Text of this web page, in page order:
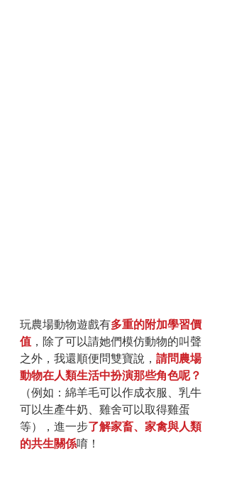
玩農場動物遊戲有多重的附加學習價
值 ，除了可以請她們模仿動物的叫聲
之外，我還順便問雙寶說， 請問農場
動物在人類生活中扮演那些角色呢？
（例如：綿羊毛可以作成衣服、乳牛
可以生產牛奶、雞舍可以取得雞蛋
等），進一步了解家畜、家禽與人類
的共生關係唷！